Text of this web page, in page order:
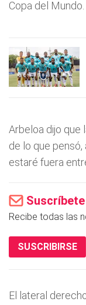
Copa del Mundo.
Arbeloa dijo que
de lo que pensó,
estaré fuera
Recibe todas las
SUSCRIBIRSE
El lateral